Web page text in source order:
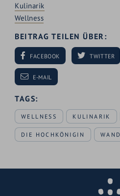
Kulinarik
Wellness
BEITRAG TEILEN ÜBER:
FACEBOOK TWITTER
E-MAIL
TAGS:
WELLNESS KULINARIK
DIE HOCHKÖNIGIN